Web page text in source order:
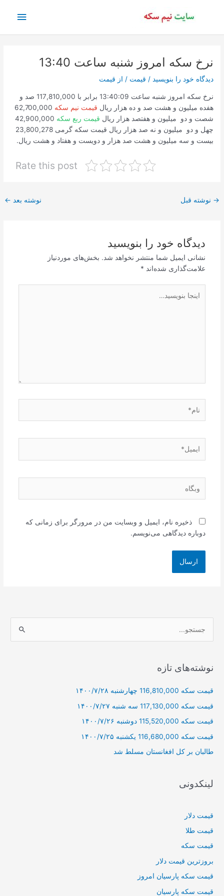
اصلی
نرخ سکه امروز شنبه ساعت 13:40
دیدگاه‌ خود را بنویسید / قیمت / از قیمت
نرخ سکه امروز شنبه ساعت 13:40:09 برابر با 117,810,000 صد و
هفده میلیون و هشت صد و ده هزار ریال قیمت نیم سکه 62,700,000
شصت و دو میلیون و هفتصد هزار ریال قیمت ربع سکه 42,900,000
چهل و دو میلیون و نه صد هزار ریال قیمت سکه گرمی 23,800,278
بیست و سه میلیون و هشت صد هزار و دویست و هفتاد و هشت ریال.
Rate this post
پیمایش
→ نوشته قبل نوشته بعد ←
دیدگاه‌ خود را بنویسید
نشانی ایمیل شما منتشر نخواهد شد. بخش‌های موردنیاز
علامت‌گذاری شده‌اند *
بنویسید…
ذخیره نام، ایمیل و وبسایت من در مرورگر برای زمانی که
دوباره دیدگاهی می‌نویسم.
ب
ر
ا
نوشته‌های تازه
قیمت سکه 116,810,000 چهارشنبه ۱۴۰۰/۷/۲۸
قیمت سکه 117,130,000 سه شنبه ۱۴۰۰/۷/۲۷
قیمت سکه 115,520,000 دوشنبه ۱۴۰۰/۷/۲۶
قیمت سکه 116,680,000 یکشنبه ۱۴۰۰/۷/۲۵
طالبان بر كل افغانستان مسلط شد
لینکدونی
قیمت دلار
قیمت طلا
قیمت سکه
بروزترین قیمت دلار
قیمت سکه پارسیان امروز
قیمت سکه پارسیان